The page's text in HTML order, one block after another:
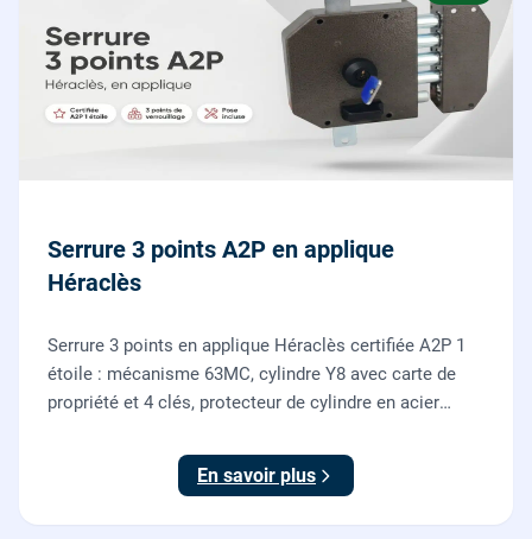
Serrure 3 points A2P en applique
Héraclès
Serrure 3 points en applique Héraclès certifiée A2P 1
étoile : mécanisme 63MC, cylindre Y8 avec carte de
propriété et 4 clés, protecteur de cylindre en acier
renforcer une porte d'entrée existante.
En savoir plus